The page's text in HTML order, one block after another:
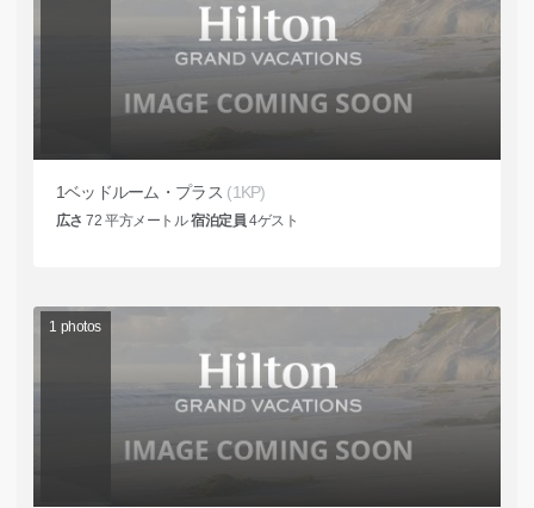
1ベッドルーム・プラス (1KP)
広さ 72 平方メートル宿泊定員 4ゲスト
1 photos